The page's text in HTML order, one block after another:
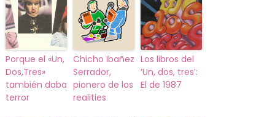
Porque el «Un,
Dos,Tres»
también daba
terror
Chicho Ibañez
Serrador,
pionero de los
realities
Los libros del
‘Un, dos, tres’:
El de 1987